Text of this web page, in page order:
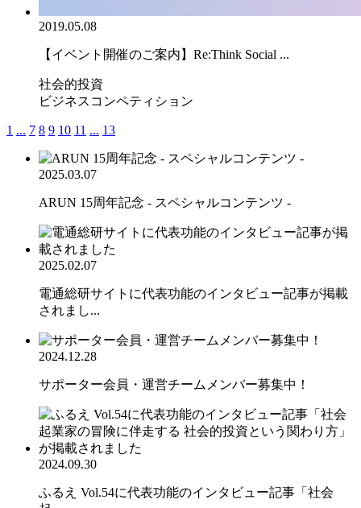
2019.05.08
【イベント開催のご案内】Re:Think Social ...
社会的投資
ビジネスコンペティション
1 ... 7 8 9 10 11 ... 13
2025.03.07
ARUN 15周年記念 - スペシャルコンテンツ -
2025.02.07
電通総研サイトに代表功能のインタビュー記事が掲載
されまし...
2024.12.28
サポーター会員・運営チームメンバー募集中！
2024.09.30
ふるえ Vol.54に代表功能のインタビュー記事「社会